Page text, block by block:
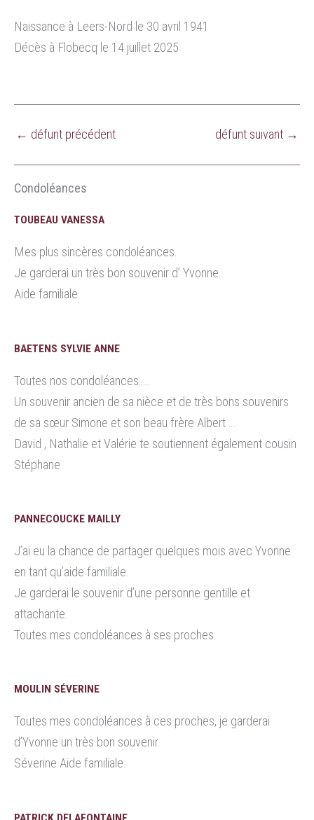
Naissance à Leers-Nord le 30 avril 1941
Décès à Flobecq le 14 juillet 2025
← défunt précédent défunt suivant →
Condoléances
TOUBEAU VANESSA
Mes plus sincères condoléances.
Je garderai un très bon souvenir d’ Yvonne.
Aide familiale
BAETENS SYLVIE ANNE
Toutes nos condoléances…..
Un souvenir ancien de sa nièce et de très bons souvenirs
de sa sœur Simone et son beau frère Albert ….
David , Nathalie et Valérie te soutiennent également cousin
Stéphane
PANNECOUCKE MAILLY
J’ai eu la chance de partager quelques mois avec Yvonne
en tant qu’aide familiale.
Je garderai le souvenir d’une personne gentille et
attachante.
Toutes mes condoléances à ses proches.
MOULIN SÉVERINE
Toutes mes condoléances à ces proches, je garderai
d’Yvonne un très bon souvenir.
Séverine Aide familiale.